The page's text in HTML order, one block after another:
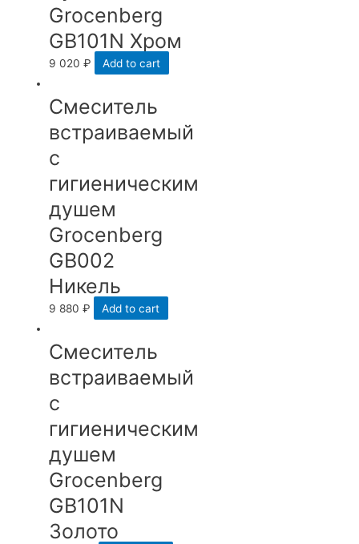
Grocenberg
GB101N Хром
9 020₽ Add to cart
Смеситель
встраиваемый
с
гигиеническим
душем
Grocenberg
GB002
Никель
9 880₽ Add to cart
Смеситель
встраиваемый
с
гигиеническим
душем
Grocenberg
GB101N
Золото